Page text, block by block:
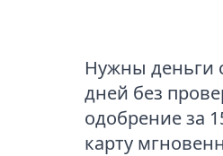
Нужны деньги
дней без
одобрение за
карту